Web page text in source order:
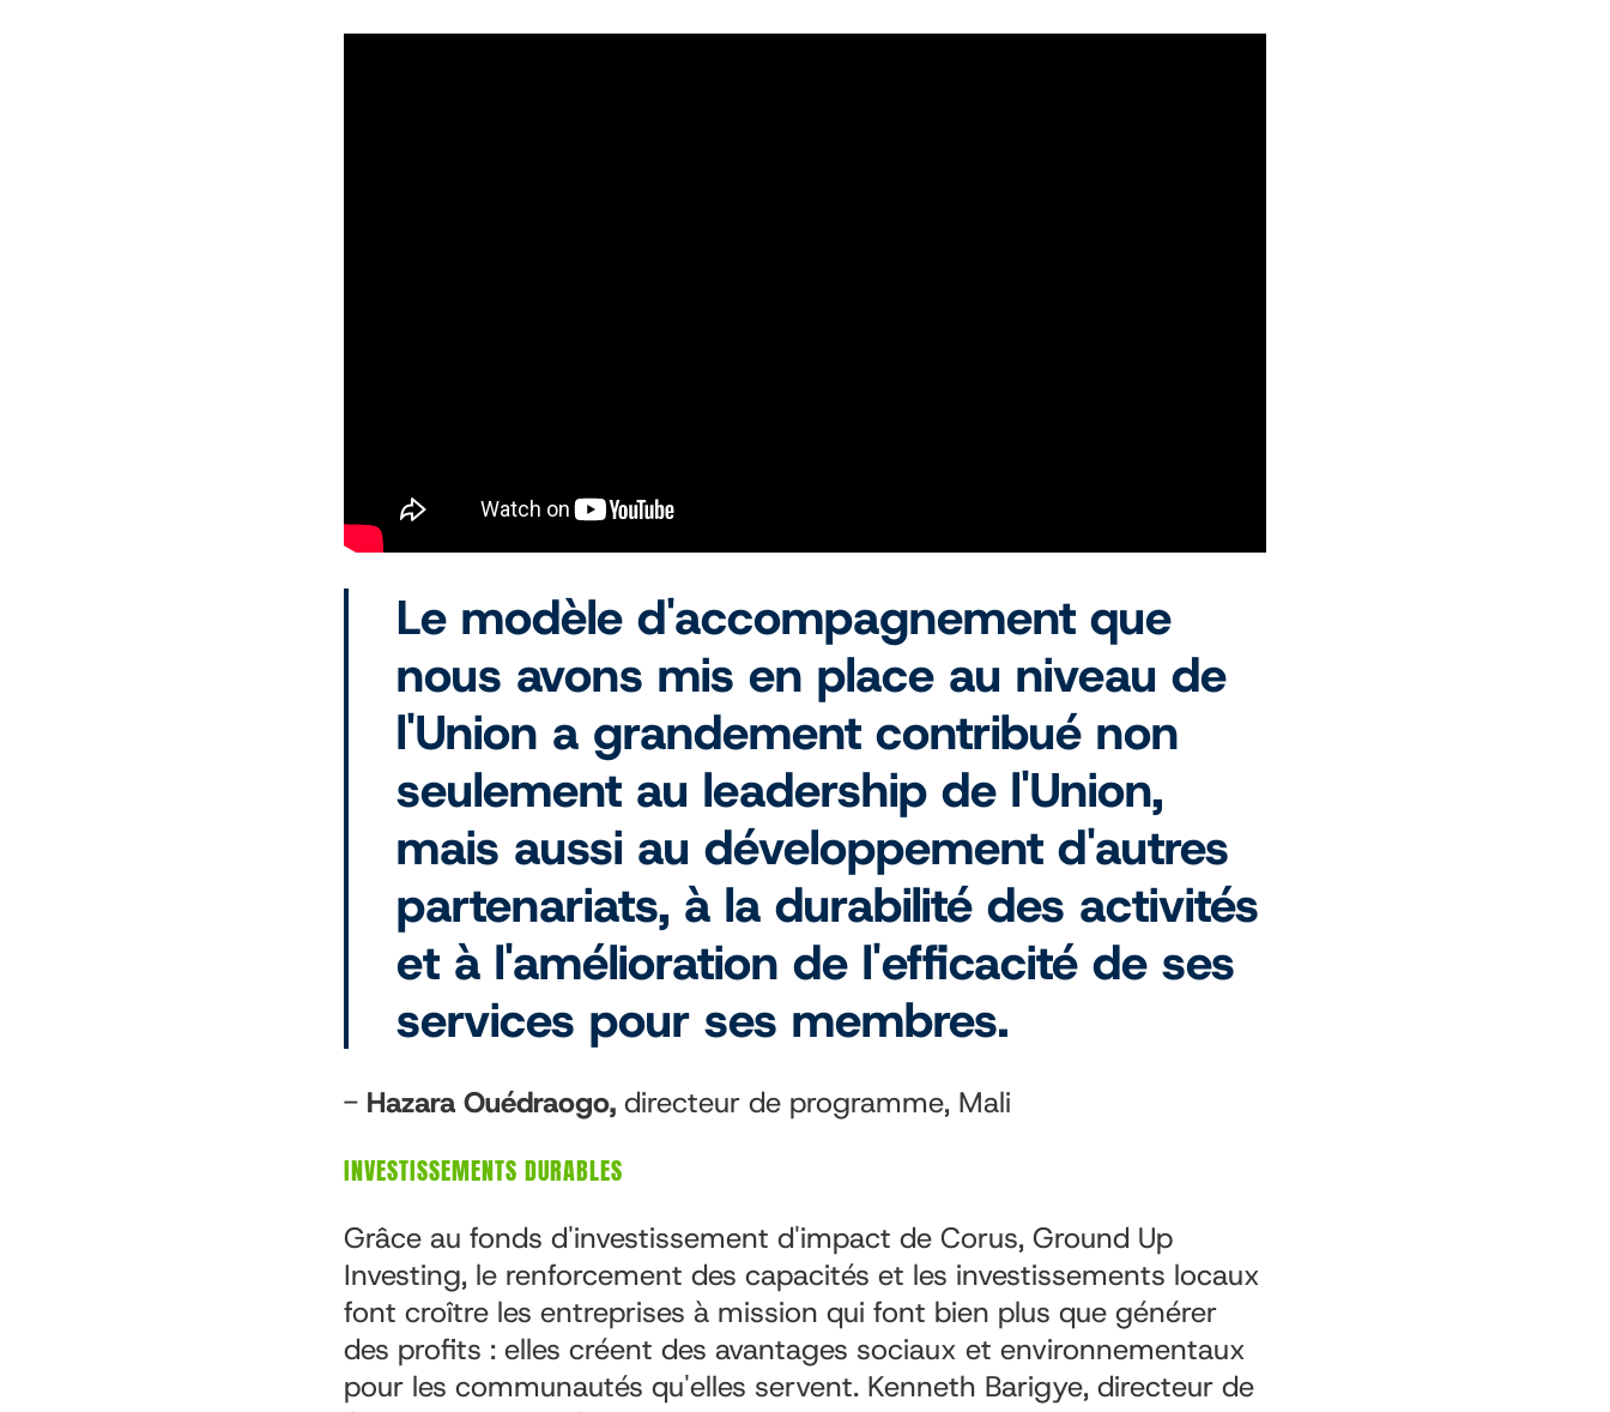
Le modèle d'accompagnement que
nous avons mis en place au niveau de
l'Union a grandement contribué non
seulement au leadership de l'Union,
mais aussi au développement d'autres
partenariats, à la durabilité des activités
et à l'amélioration de l'efficacité de ses
services pour ses membres.
- Hazara Ouédraogo, directeur de programme, Mali
INVESTISSEMENTS DURABLES
Grâce au fonds d'investissement d'impact de Corus, Ground Up
Investing, le renforcement des capacités et les investissements locaux
font croître les entreprises à mission qui font bien plus que générer
des profits : elles créent des avantages sociaux et environnementaux
pour les communautés qu'elles servent. Kenneth Barigye, directeur de